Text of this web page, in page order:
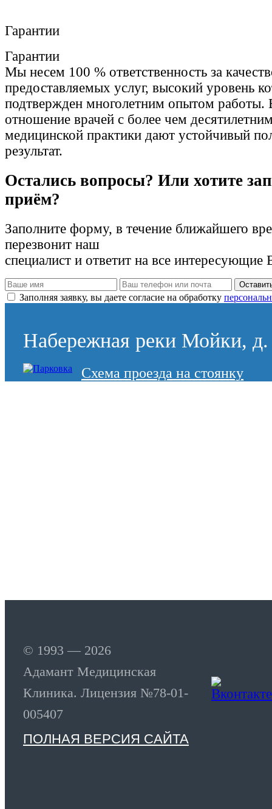
Гарантии
Гарантии
Мы несем 100 % ответственность за
предоставляемых услуг, высокий уровень
подтвержден многолетним опытом работы.
отношение врачей с более чем
медицинской практики дают устойчивый
результат.
Остались вопросы? Или хотите
приём?
Заполните форму, в течение ближайшего
перезвонит наш
специалист и ответит на все интересующие
Заполняя заявку, вы даете согласие на обработку
Набережная реки Мойки,
Схема проезда на стоянку
© 1993 — 2026
Адамант Медицинская
Клиника. Лицензия №78-01-
005407
ПОЛНАЯ ВЕРСИЯ САЙТА